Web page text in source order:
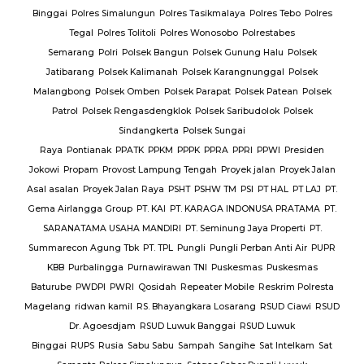
Binggai Polres Simalungun Polres Tasikmalaya Polres Tebo Polres
Tegal Polres Tolitoli Polres Wonosobo Polrestabes
Semarang Polri Polsek Bangun Polsek Gunung Halu Polsek
Jatibarang Polsek Kalimanah Polsek Karangnunggal Polsek
Malangbong Polsek Omben Polsek Parapat Polsek Patean Polsek
Patrol Polsek Rengasdengklok Polsek Saribudolok Polsek
Sindangkerta Polsek Sungai
Raya Pontianak PPATK PPKM PPPK PPRA PPRI PPWI Presiden
Jokowi Propam Provost Lampung Tengah Proyek jalan Proyek Jalan
Asal asalan Proyek Jalan Raya PSHT PSHW TM PSI PT HAL PT LAJ PT.
Gema Airlangga Group PT. KAI PT. KARAGA INDONUSA PRATAMA PT.
SARANATAMA USAHA MANDIRI PT. Seminung Jaya Properti PT.
Summarecon Agung Tbk PT. TPL Pungli Pungli Perban Anti Air PUPR
KBB Purbalingga Purnawirawan TNI Puskesmas Puskesmas
Baturube PWDPI PWRI Qosidah Repeater Mobile Reskrim Polresta
Magelang ridwan kamil RS. Bhayangkara Losarang RSUD Ciawi RSUD
Dr. Agoesdjam RSUD Luwuk Banggai RSUD Luwuk
Binggai RUPS Rusia Sabu Sabu Sampah Sangihe Sat Intelkam Sat